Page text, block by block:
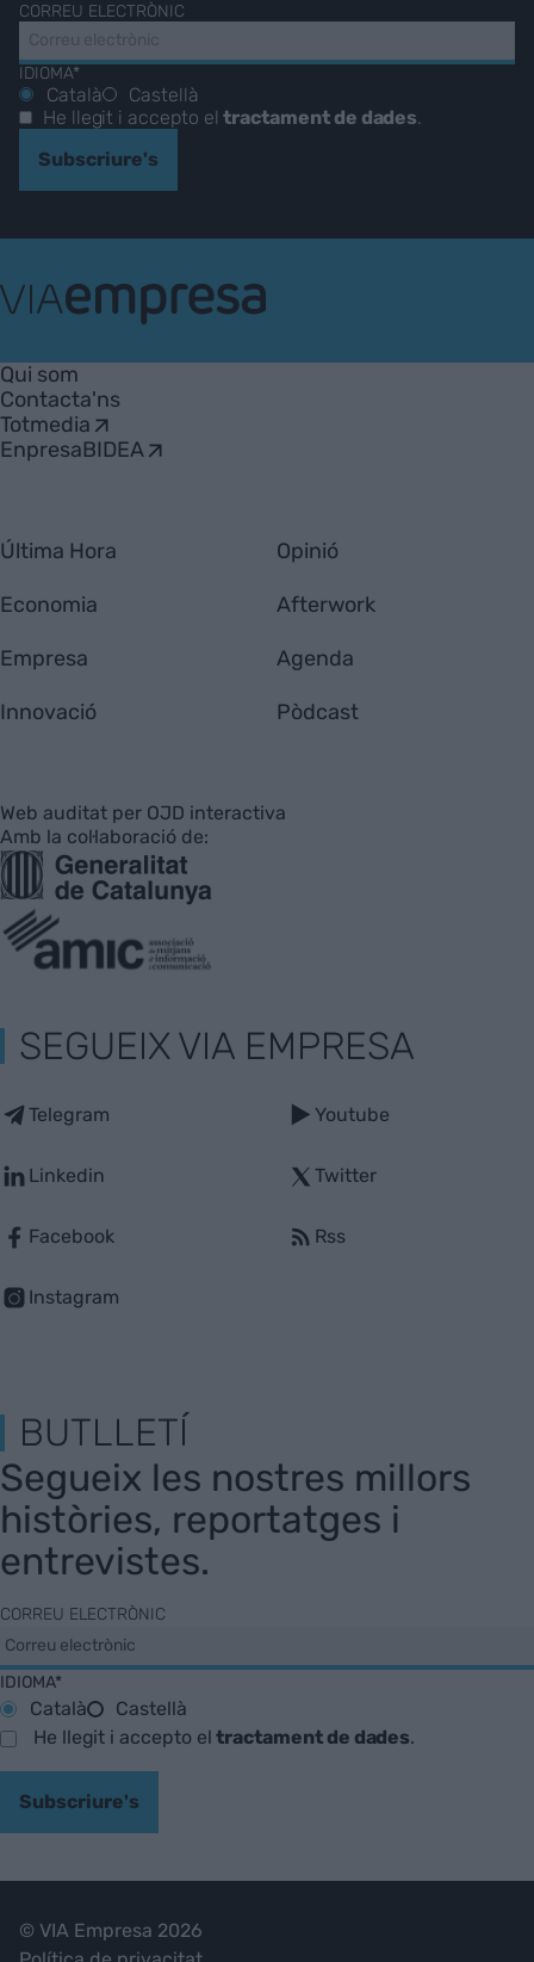
CORREU ELECTRÒNIC
IDIOMA*
Català
Castellà
He llegit i accepto eltractament de dades.
Subscriure's
Empresa
Qui som
Contacta'ns
Totmedia
EnpresaBIDEA
Última Hora
Economia
Empresa
Innovació
Opinió
Afterwork
Agenda
Pòdcast
Web auditat per OJD interactiva
Amb la col·laboració de:
SEGUEIX VIA EMPRESA
Telegram
Linkedin
Facebook
Instagram
Youtube
Twitter
Rss
BUTLLETÍ
Segueix les nostres millors
històries, reportatges i
entrevistes.
CORREU ELECTRÒNIC
IDIOMA*
Català
Castellà
He llegit i accepto eltractament de dades.
Subscriure's
© VIA Empresa 2026